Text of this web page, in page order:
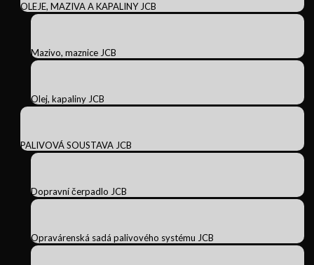
OLEJE, MAZIVA A KAPALINY JCB
Mazivo, maznice JCB
Olej, kapaliny JCB
PALIVOVÁ SOUSTAVA JCB
Dopravní čerpadlo JCB
Opravárenská sadá palivového systému JCB